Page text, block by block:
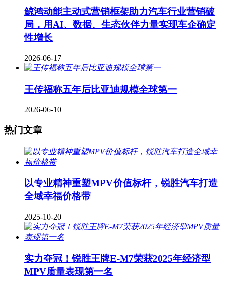
鲸鸿动能主动式营销框架助力汽车行业营销破
局，用AI、数据、生态伙伴力量实现车企确定
性增长
2026-06-17
王传福称五年后比亚迪规模全球第一
2026-06-10
热门文章
以专业精神重塑MPV价值标杆，锐胜汽车打造
全域幸福价格带
2025-10-20
实力夺冠！锐胜王牌E-M7荣获2025年经济型
MPV质量表现第一名